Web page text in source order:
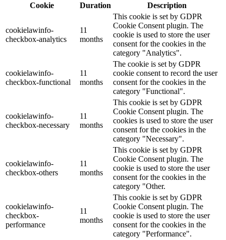
Cookie
Duration Description
cookielawinfo-
checkbox-analytics
11
months
This cookie is set by GDPR
Cookie Consent plugin. The
cookie is used to store the user
consent for the cookies in the
category "Analytics".
cookielawinfo-
checkbox-functional
11
months
The cookie is set by GDPR
cookie consent to record the user
consent for the cookies in the
category "Functional".
cookielawinfo-
checkbox-necessary
11
months
This cookie is set by GDPR
Cookie Consent plugin. The
cookies is used to store the user
consent for the cookies in the
category "Necessary".
cookielawinfo-
checkbox-others
11
months
This cookie is set by GDPR
Cookie Consent plugin. The
cookie is used to store the user
consent for the cookies in the
category "Other.
cookielawinfo-
checkbox-
performance
11
months
This cookie is set by GDPR
Cookie Consent plugin. The
cookie is used to store the user
consent for the cookies in the
category "Performance".